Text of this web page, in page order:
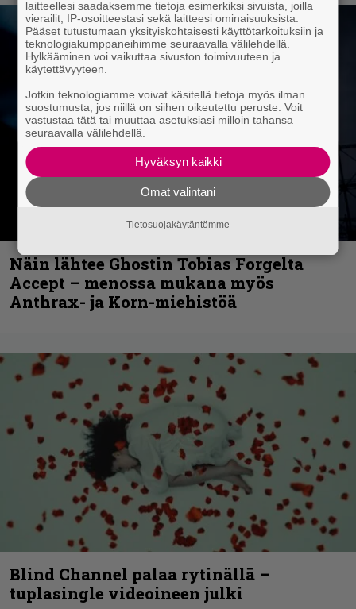
Näin lähtee Ghostin Tobias Forgelta
Accept – menossa mukana myös
Anthrax- ja Korn-miehistöä
Blind Channel palaa rytinällä –
tuplasingle videoineen julki
laitteellesi saadaksemme tietoja esimerkiksi sivuista, joilla
vierailit, IP-osoitteestasi sekä laitteesi ominaisuuksista.
Pääset tutustumaan yksityiskohtaisesti käyttötarkoituksiin ja
teknologiakumppaneihimme seuraavalla välilehdellä.
Hylkääminen voi vaikuttaa sivuston toimivuuteen ja
käytettävyyteen.
Jotkin teknologiamme voivat käsitellä tietoja myös ilman
suostumusta, jos niillä on siihen oikeutettu peruste. Voit
vastustaa tätä tai muuttaa asetuksiasi milloin tahansa
seuraavalla välilehdellä.
Hyväksyn kaikki
Omat valintani
Tietosuojakäytäntömme